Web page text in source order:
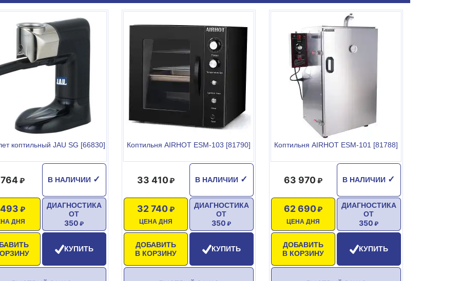
10 кг
коптильный JAU SG [66830]
В НАЛИЧИИ ✓
ДНЯ
ДИАГНОСТИКА
ОТ
350
КУПИТЬ
Коптильня AIRHOT ESM-103 [81790]
В НАЛИЧИИ ✓
33 410
ЦЕНА ДНЯ
32 740
ДОБАВИТЬ
В КОРЗИНУ
ДИАГНОСТИКА
ОТ
350
КУПИТЬ
Коптильня AIRHOT ESM-101 [81788]
В НАЛИЧИИ ✓
63 970
ЦЕНА ДНЯ
62 690
ДОБАВИТЬ
В КОРЗИНУ
ДИАГНОСТИКА
ОТ
350
КУПИТЬ